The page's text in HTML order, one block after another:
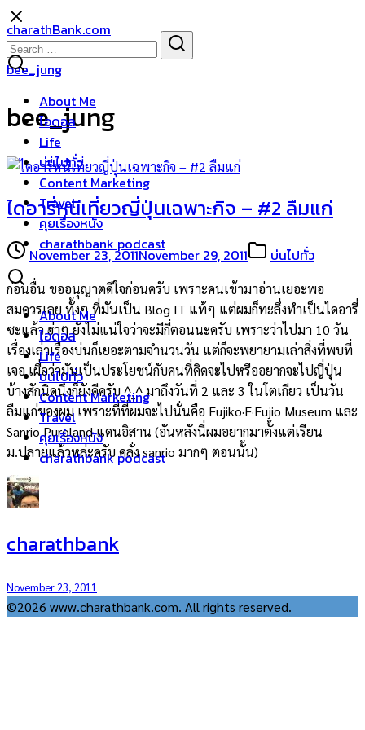
Skip
to
content
charathBank.com
About Me
ไอดอล
Life
บ่นไปทั่ว
Content Marketing
Travel
คุยเรื่องหนัง
charathbank podcast
About Me
ไอดอล
Life
บ่นไปทั่ว
Content Marketing
Travel
คุยเรื่องหนัง
charathbank podcast
Search
for:
bee_jung
bee_jung
ไดอารี่หนีเที่ยวญี่ปุ่นเฉพาะกิจ – #2 ลืมแก่
November 23, 2011November 29, 2011 บ่นไปทั่ว
ก่อนอื่น ขออนุญาตดีใจก่อนครับ เพราะคนเข้ามาอ่านเยอะพอ
สมควรเลย ทั้งๆ ที่มันเป็น Blog IT แท้ๆ แต่ผมก็ทะลึ่งทำเป็นไดอารี่
ซะแล้ว ฮ่าๆ ยังไม่แน่ใจว่าจะมีกี่ตอนนะครับ เพราะว่าไปมา 10 วัน
เรื่องเล่าเรื่องบ่นก็เยอะตามจำนวนวัน แต่ก็จะพยายามเล่าสิ่งที่พบที่
เจอ เผื่อว่ามันเป็นประโยชน์กับคนที่คิดจะไปหรืออยากจะไปญี่ปุ่น
บ้างสักนิดนึงก็ยังดีครับ ^_^ มาถึงวันที่ 2 และ 3 ในโตเกียว เป็นวัน
ลืมแก่ของผม เพราะที่ที่ผมจะไปนั่นคือ Fujiko·F·Fujio Museum และ
Sanrio Puroland แดนอิสาน (อันหลังนี่ผมอยากมาตั้งแต่เรียน
ม.ปลายแล้วหล่ะครับ คลั่ง sanrio มากๆ ตอนนั้น)
charathbank
November 23, 2011
©2026 www.charathbank.com. All rights reserved.